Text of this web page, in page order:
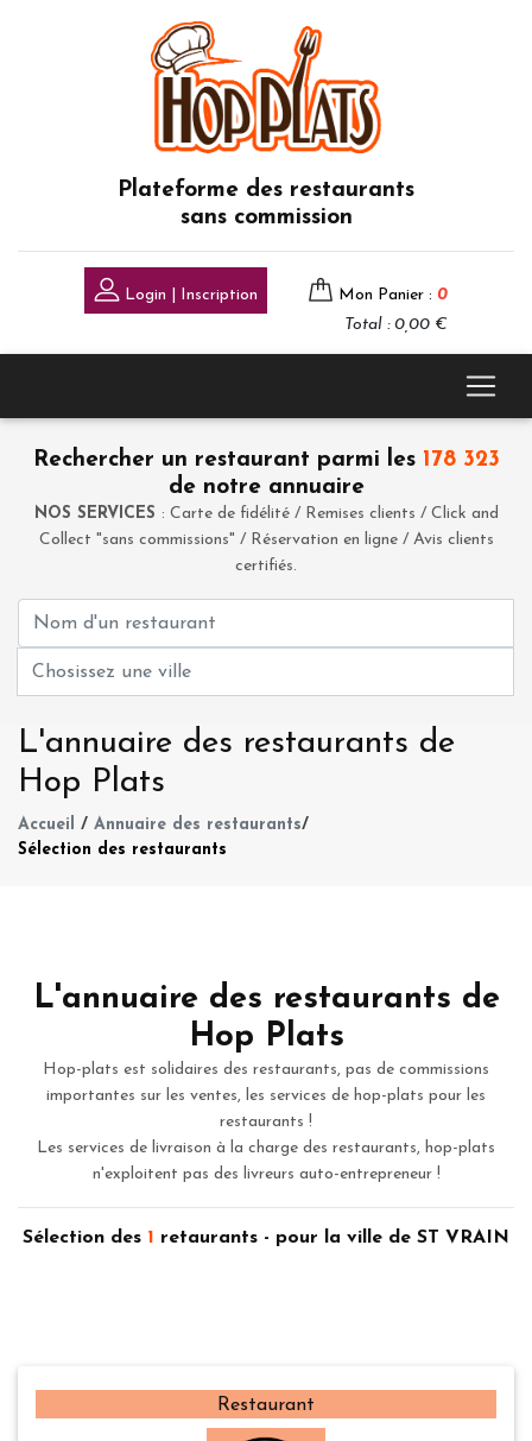
Plateforme des restaurants
sans commission
Login | Inscription Mon Panier : 0
Total : 0,00 €
Rechercher un restaurant parmi les 178 323
de notre annuaire
NOS SERVICES : Carte de fidélité / Remises clients / Click and
Collect "sans commissions" / Réservation en ligne / Avis clients
certifiés.
L'annuaire des restaurants de
Hop Plats
Accueil / Annuaire des restaurants/
Sélection des restaurants
L'annuaire des restaurants de
Hop Plats
Hop-plats est solidaires des restaurants, pas de commissions
importantes sur les ventes, les services de hop-plats pour les
restaurants !
Les services de livraison à la charge des restaurants, hop-plats
n'exploitent pas des livreurs auto-entrepreneur !
Sélection des 1 retaurants - pour la ville de ST VRAIN
Restaurant